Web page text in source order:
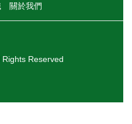
關於我們
Reserved